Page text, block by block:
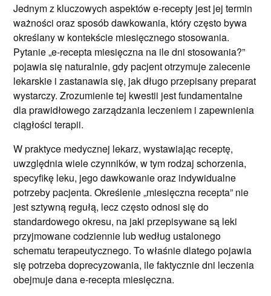
Jednym z kluczowych aspektów e-recepty jest jej termin
ważności oraz sposób dawkowania, który często bywa
określany w kontekście miesięcznego stosowania.
Pytanie „e-recepta miesięczna na ile dni stosowania?”
pojawia się naturalnie, gdy pacjent otrzymuje zalecenie
lekarskie i zastanawia się, jak długo przepisany preparat
wystarczy. Zrozumienie tej kwestii jest fundamentalne
dla prawidłowego zarządzania leczeniem i zapewnienia
ciągłości terapii.
W praktyce medycznej lekarz, wystawiając receptę,
uwzględnia wiele czynników, w tym rodzaj schorzenia,
specyfikę leku, jego dawkowanie oraz indywidualne
potrzeby pacjenta. Określenie „miesięczna recepta” nie
jest sztywną regułą, lecz często odnosi się do
standardowego okresu, na jaki przepisywane są leki
przyjmowane codziennie lub według ustalonego
schematu terapeutycznego. To właśnie dlatego pojawia
się potrzeba doprecyzowania, ile faktycznie dni leczenia
obejmuje dana e-recepta miesięczna.